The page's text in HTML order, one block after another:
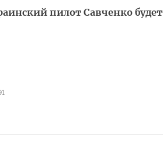
пилот Савченко будет